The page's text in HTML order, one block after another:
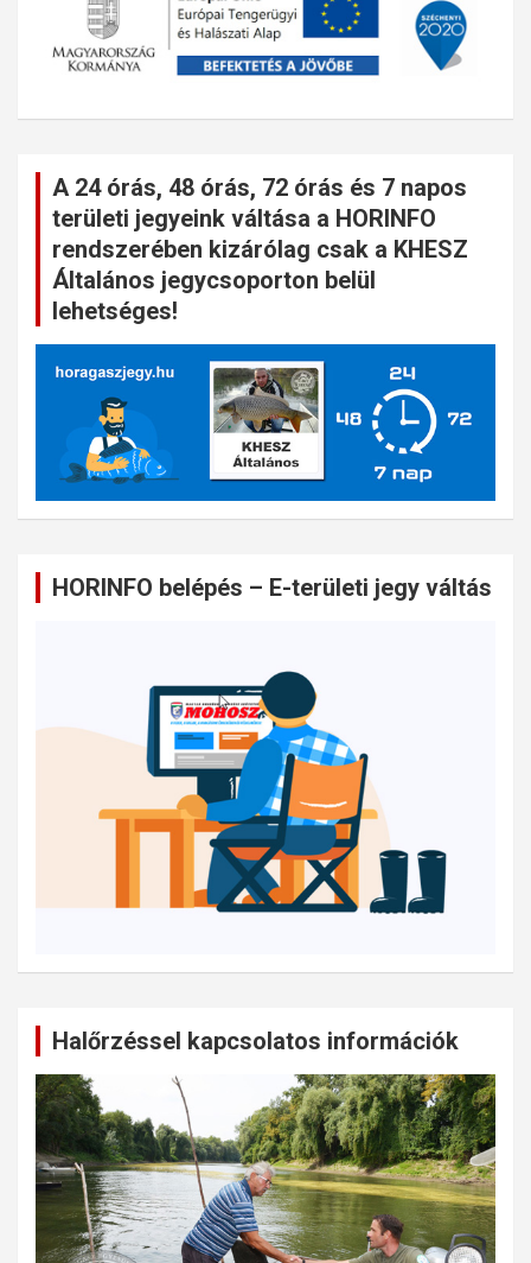
A 24 órás, 48 órás, 72 órás és 7 napos
területi jegyeink váltása a HORINFO
rendszerében kizárólag csak a KHESZ
Általános jegycsoporton belül
lehetséges!
HORINFO belépés – E-területi jegy váltás
Halőrzéssel kapcsolatos információk